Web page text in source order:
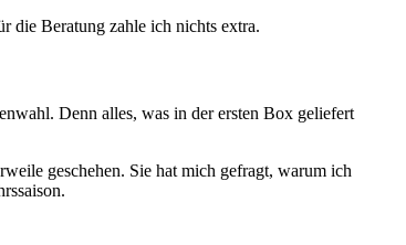
die Beratung zahle ich nichts extra.
Denn alles, was in der ersten Box geliefert
geschehen. Sie hat mich gefragt, warum ich